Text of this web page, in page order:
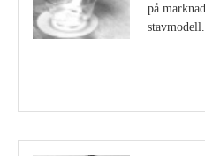
på
stavmodell.